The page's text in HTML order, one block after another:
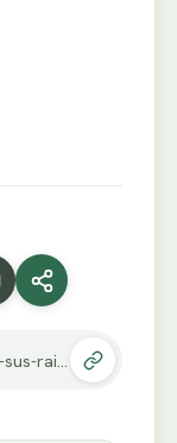
https://renuevo.com/la-amargura-y-sus-raices-i-parte.html